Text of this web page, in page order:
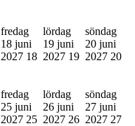
fredag
18 juni
2027 18
lördag
19 juni
2027 19
söndag
20 juni
2027 20
fredag
25 juni
2027 25
lördag
26 juni
2027 26
söndag
27 juni
2027 27